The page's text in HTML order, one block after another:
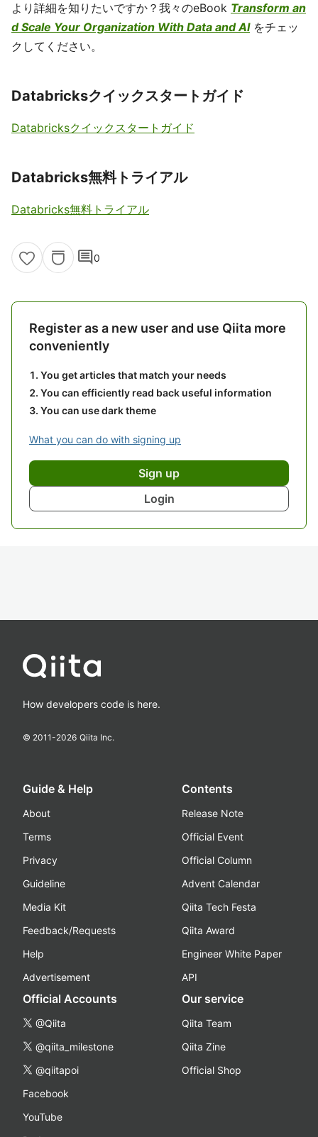
より詳細を知りたいですか？我々のeBook Transform an
d Scale Your Organization With Data and AIをチェッ
クしてください。
Databricksクイックスタートガイド
Databricksクイックスタートガイド
Databricks無料トライアル
Databricks無料トライアル
comment0
Register as a new user and use Qiita more
conveniently
You get articles that match your needs
You can efficiently read back useful information
You can use dark theme
What you can do with signing up
Sign up
Login
How developers code is here.
© 2011-2026 Qiita Inc.
Guide & Help
About
Terms
Privacy
Guideline
Media Kit
Feedback/Requests
Help
Advertisement
Contents
Release Note
Official Event
Official Column
Advent Calendar
Qiita Tech Festa
Qiita Award
Engineer White Paper
API
Official Accounts
@Qiita
@qiita_milestone
@qiitapoi
Facebook
YouTube
Our service
Qiita Team
Qiita Zine
Official Shop